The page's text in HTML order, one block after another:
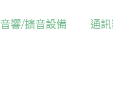
音響/擴音設備 通